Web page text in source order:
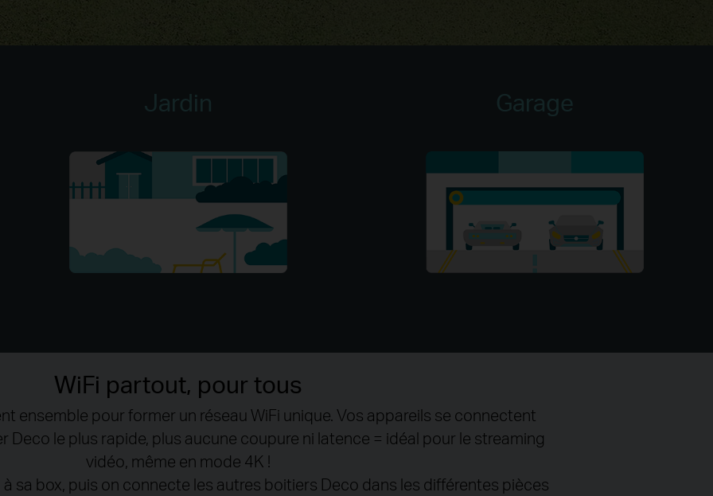
Jardin Garage
WiFi partout, pour tous
ensemble pour former un réseau WiFi unique. Vos appareils se connectent
le plus rapide, plus aucune coupure ni latence = idéal pour le streaming
vidéo, même en mode 4K !
sa box, puis on connecte les autres boitiers Deco dans les différentes pièces